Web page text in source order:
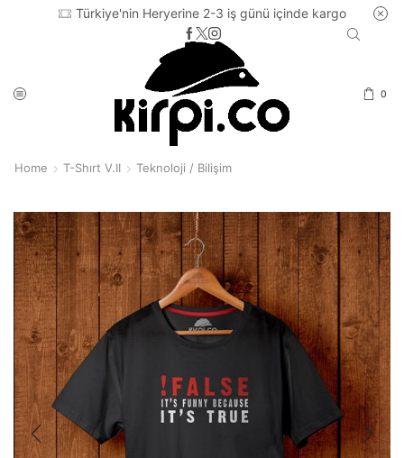
Türkiye'nin Heryerine 2-3 iş günü içinde kargo
0
Home T-Shırt V.II Teknoloji / Bilişim